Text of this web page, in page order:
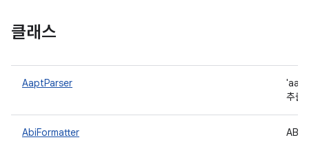
클래스
AaptParser
'aapt
추출
AbiFormatter ABI